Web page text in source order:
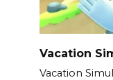
Vacation
Vacation